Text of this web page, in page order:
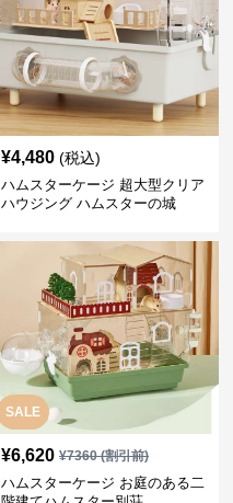
¥4,480 (税込)
ハムスターケージ 超大型クリア
ハウジング ハムスターの城
SALE
¥6,620 ¥7360(割引前)
ハムスターケージ お庭のある二